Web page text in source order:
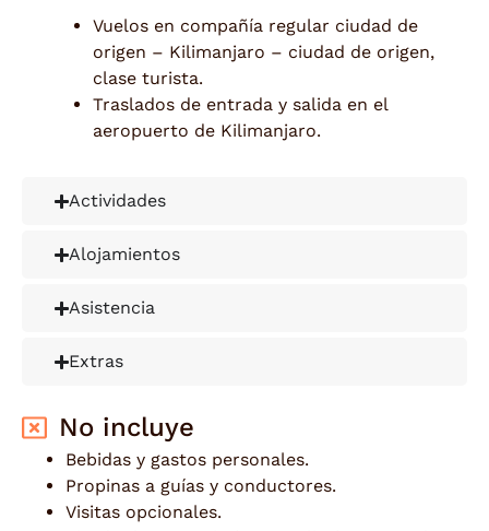
Vuelos en compañía regular ciudad de
origen – Kilimanjaro – ciudad de origen,
clase turista.
Traslados de entrada y salida en el
aeropuerto de Kilimanjaro.
Actividades
Alojamientos
Asistencia
Extras
No incluye
Bebidas y gastos personales.
Propinas a guías y conductores.
Visitas opcionales.